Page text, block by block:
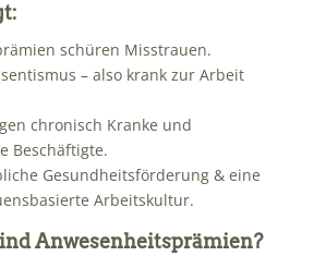
schüren Misstrauen.
– also krank zur Arbeit
chronisch Kranke und
Beschäftigte.
Gesundheitsförderung & eine
Arbeitskultur.
Anwesenheitsprämien?